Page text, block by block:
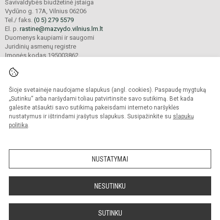
Šioje svetainėje naudojame slapukus (angl. cookies). Paspaudę mygtuką
„Sutinku“ arba naršydami toliau patvirtinsite savo sutikimą. Bet kada
galėsite atšaukti savo sutikimą pakeisdami interneto naršyklės
nustatymus ir ištrindami įrašytus slapukus. Susipažinkite su slapukų
politika.
NUSTATYMAI
NESUTINKU
SUTINKU
Savivaldybės biudžetinė įstaiga
Vydūno g. 17A, Vilnius 06206
Tel./ faks. (0 5) 279 5579
El. p. rastine@mazvydo.vilnius.lm.lt
Duomenys kaupiami ir saugomi
Juridinių asmenų registre
Įmonės kodas 195003862
© 2022. Vilniaus Martyno Mažvydo progimnazija. Visos teisės saugomos.
Kopijuoti turinį be raštiško įstaigos administracijos sutikimo griežtai draudžiama.
Prieinamumo paraiška Slapukų valdymas
Sumanus būdas atnaujinti